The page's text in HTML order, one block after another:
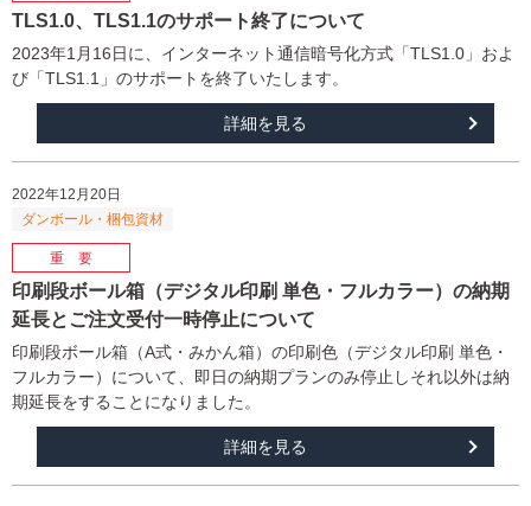
TLS1.0、TLS1.1のサポート終了について
2023年1月16日に、インターネット通信暗号化方式「TLS1.0」およ
び「TLS1.1」のサポートを終了いたします。
詳細を見る
2022年12月20日
印刷段ボール箱（デジタル印刷 単色・フルカラー）の納期
延長とご注文受付一時停止について
印刷段ボール箱（A式・みかん箱）の印刷色（デジタル印刷 単色・
フルカラー）について、即日の納期プランのみ停止しそれ以外は納
期延長をすることになりました。
詳細を見る